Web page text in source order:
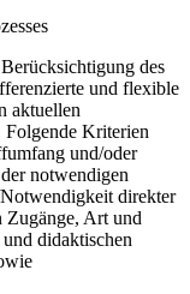
des
und flexible
aktuellen
Folgende Kriterien
und/oder
notwendigen
direkter
Zugänge, Art und
didaktischen